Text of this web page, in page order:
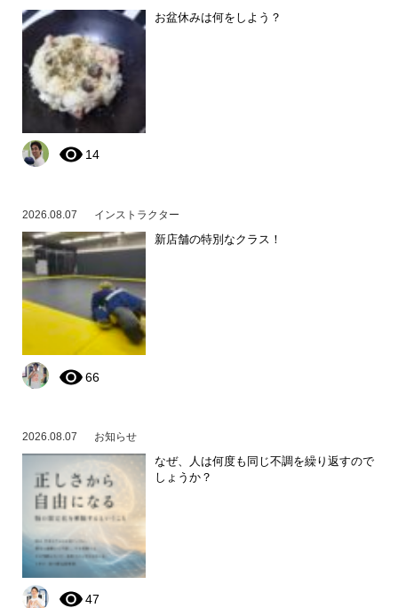
お盆休みは何をしよう？
14
2026.08.07 インストラクター
新店舗の特別なクラス！
66
2026.08.07 お知らせ
なぜ、人は何度も同じ不調を繰り返すので
しょうか？
47